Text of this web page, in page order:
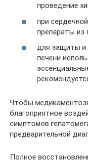
проведение
при
препараты из
для защиты и
печени
Чтобы
благоприятное
симптомов
предварительной
Полное